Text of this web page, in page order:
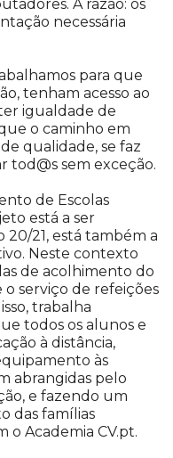
A razão: os
necessária
para que
tenham acesso ao
igualdade de
o caminho em
qualidade, se faz
tod@s sem exceção.
de Escolas
está a ser
21, está também a
Neste contexto
de acolhimento do
serviço de refeições
trabalha
todos os alunos e
à distância,
às
abrangidas pelo
e fazendo um
das famílias
o Academia CV.pt.